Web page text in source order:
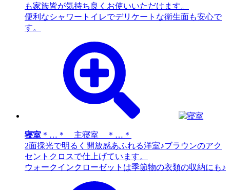
も家族皆が気持ち良くお使いいただけます。
便利なシャワートイレでデリケートな衛生面も安心で
す。
寝室 ＊…＊ 主寝室 ＊…＊
2面採光で明るく開放感あふれる洋室♪ブラウンのアク
セントクロスで仕上げています。
ウォークインクローゼットは季節物の衣類の収納にも♪